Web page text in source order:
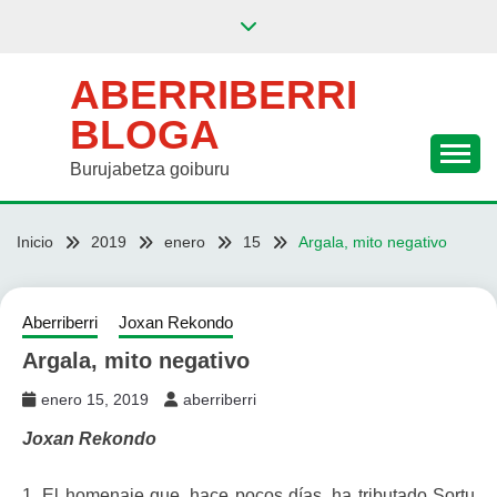
ABERRIBERRI
BLOGA
Burujabetza goiburu
Inicio 2019 enero 15 Argala, mito negativo
Aberriberri Joxan Rekondo
Argala, mito negativo
enero 15, 2019 aberriberri
Joxan Rekondo